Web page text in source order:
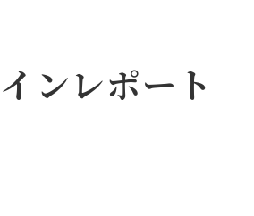
ンレポート